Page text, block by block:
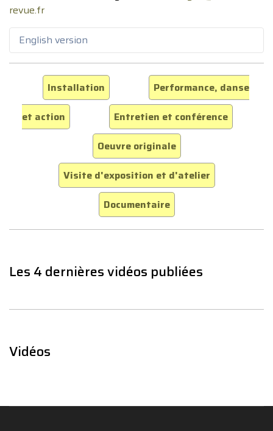
revue.fr
English version
Installation
Performance, danse
et action
Entretien et conférence
Oeuvre originale
Visite d'exposition et d'atelier
Documentaire
Les 4 dernières vidéos publiées
Vidéos